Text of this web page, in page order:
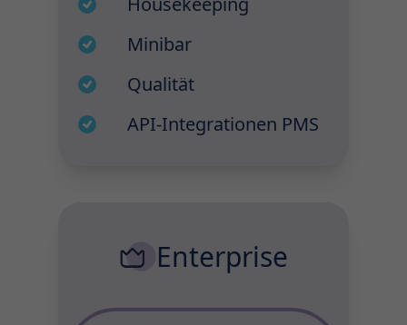
Minibar
Qualität
API-Integrationen PMS
Enterprise